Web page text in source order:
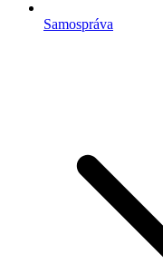
Samospráva